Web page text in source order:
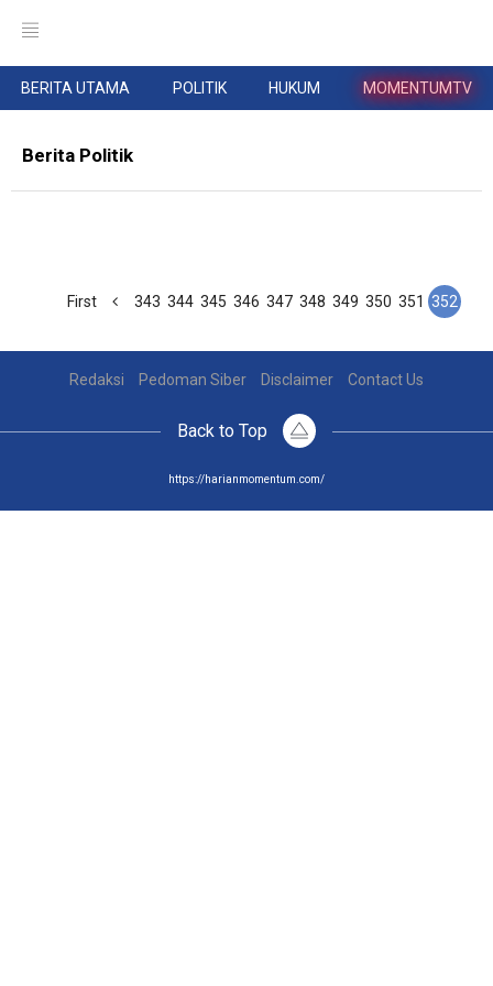
BERITA UTAMA POLITIK HUKUM MOMENTUMTV
Berita Politik
First 343 344 345 346 347 348 349 350 351 352
Redaksi Pedoman Siber Disclaimer Contact Us
Back to Top
https://harianmomentum.com/